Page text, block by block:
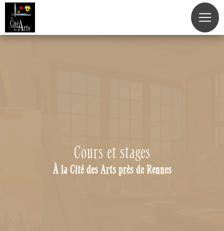
Cours et stages
À la Cité des Arts près de Rennes
Panneau de gestion des cookies